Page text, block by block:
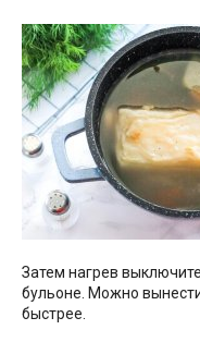
Затем нагрев
бульоне. Можно
быстрее.